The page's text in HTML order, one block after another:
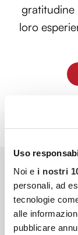
Uso
Noi e i nostri
personali, ad
tecnologie
alle
pubblicare
gratitudine
loro